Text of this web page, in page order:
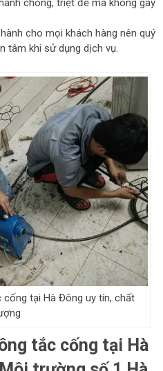
chóng, triệt để mà không gây
cho mọi khách hàng nên quý
tâm khi sử dụng dịch vụ.
tại Hà Đông uy tín, chất
tắc cống tại Hà